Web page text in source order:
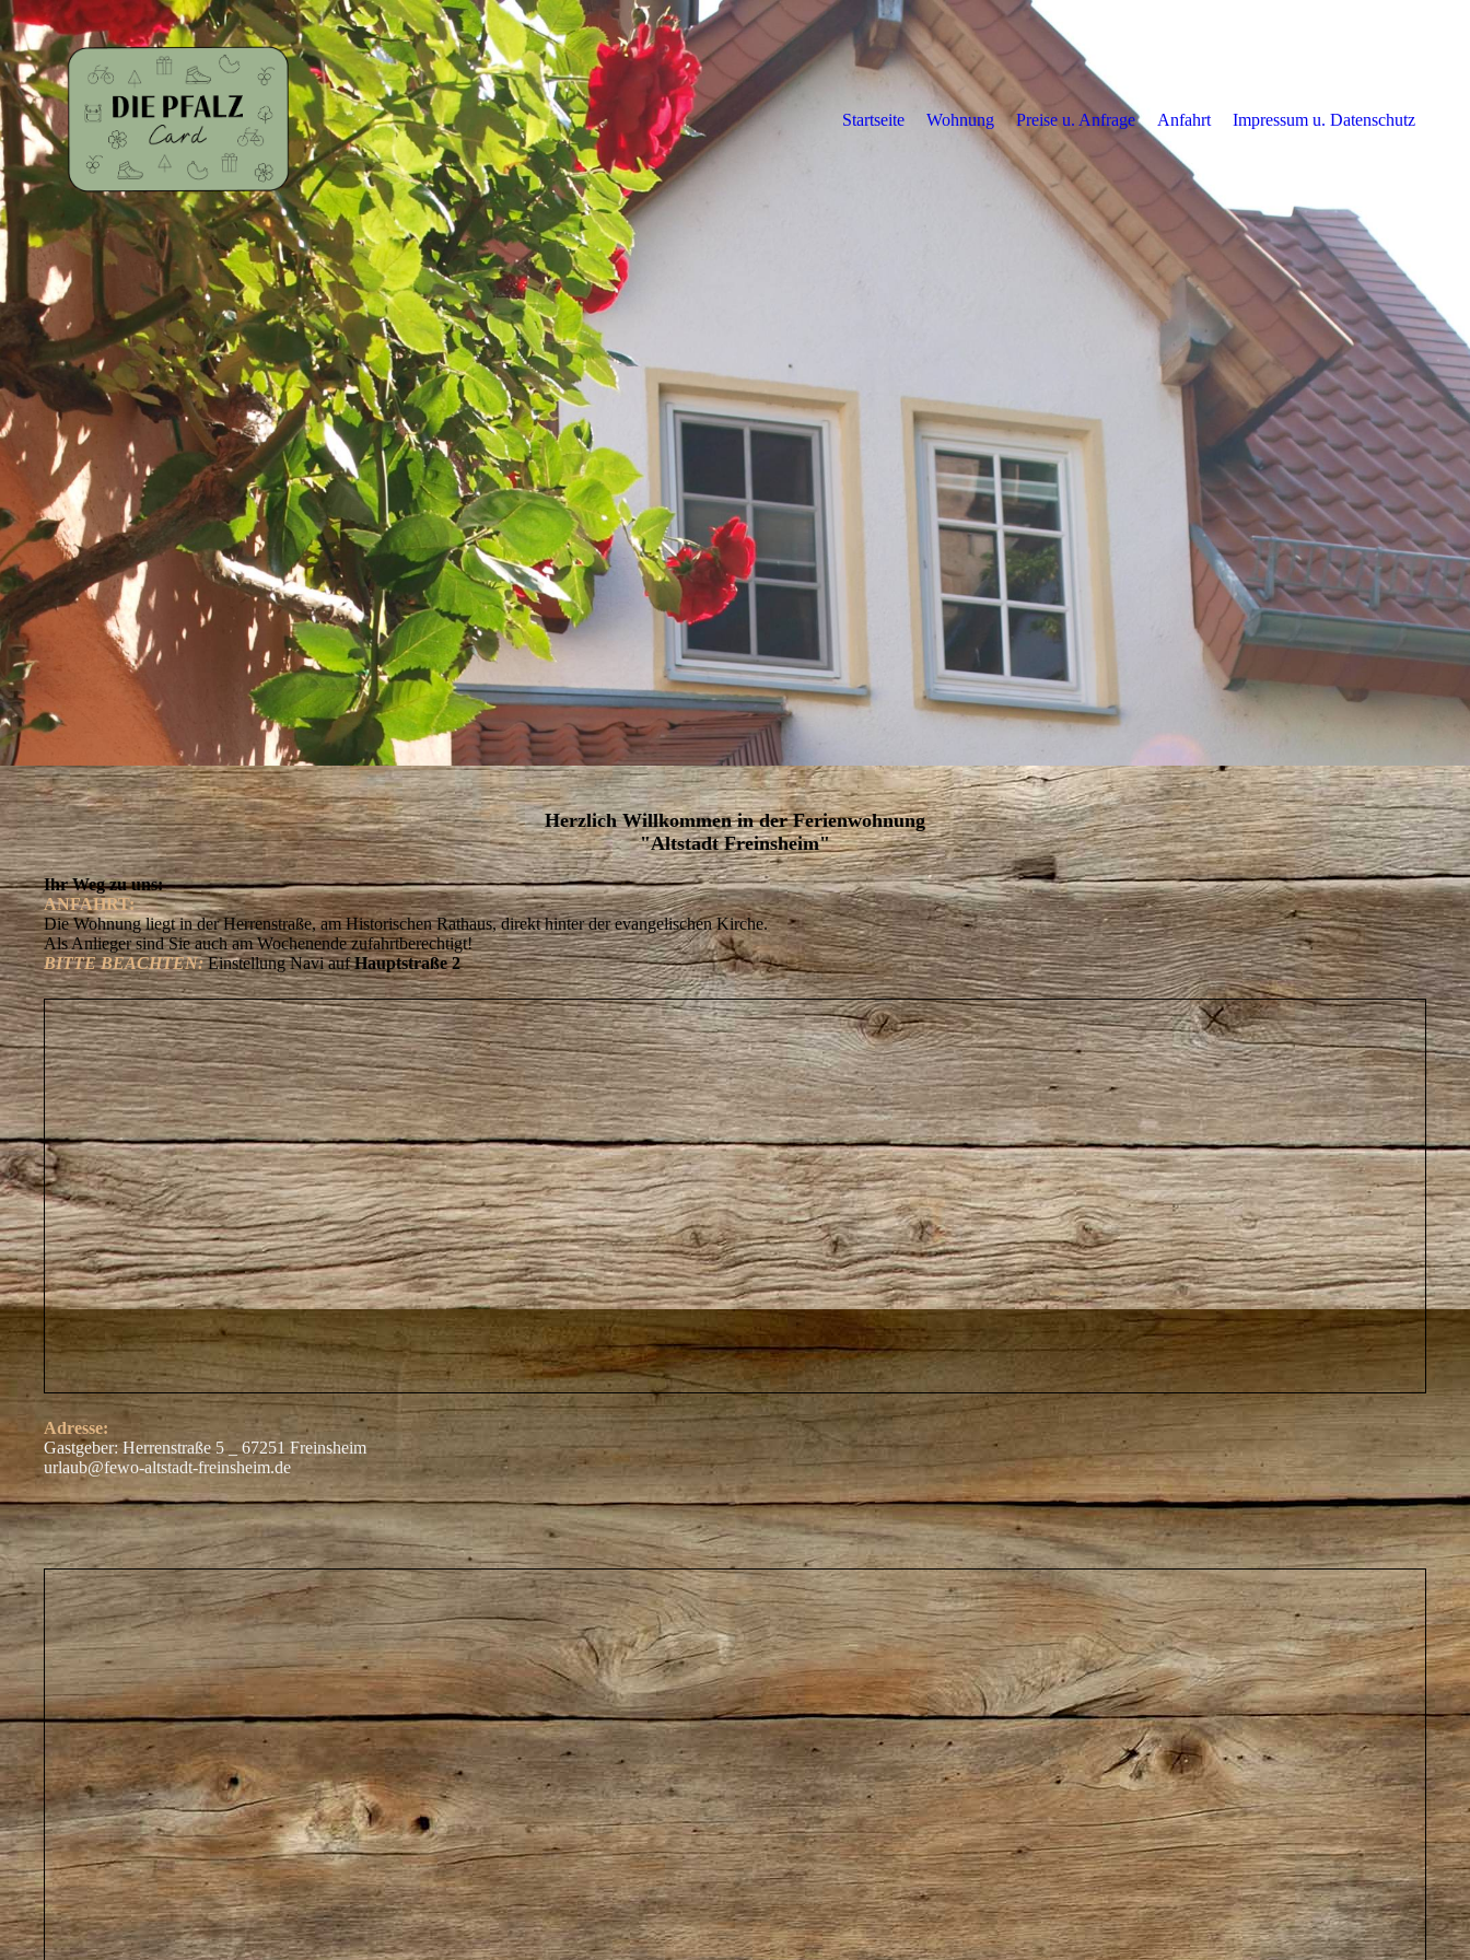
Startseite Wohnung Preise u. Anfrage Anfahrt Impressum u. Datenschutz
Herzlich Willkommen in der Ferienwohnung
"Altstadt Freinsheim"
Ihr Weg zu uns:
ANFAHRT:
Die Wohnung liegt in der Herrenstraße, am Historischen Rathaus, direkt hinter der evangelischen Kirche.
Als Anlieger sind Sie auch am Wochenende zufahrtberechtigt!
BITTE BEACHTEN: Einstellung Navi aufHauptstraße 2
Adresse:
Gastgeber: Herrenstraße 5 _ 67251 Freinsheim
urlaub@fewo-altstadt-freinsheim.de